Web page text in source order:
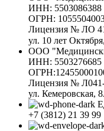
ИНН: 5503086388
ОГРН:
Лицензия № ЛО
ул. 10 лет
ООО
ИНН: 5503276685
Лицензия № Л041-
ул. Кемеровская,
+7 (3812) 21 39 99